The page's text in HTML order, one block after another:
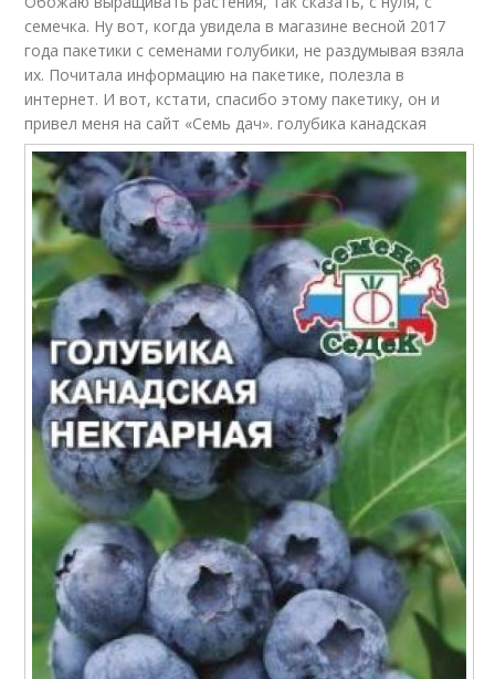
семечка. Ну вот, когда увидела в магазине весной 2017
года пакетики с семенами голубики, не раздумывая взяла
их. Почитала информацию на пакетике, полезла в
интернет. И вот, кстати, спасибо этому пакетику, он и
привел меня на сайт «Семь дач». голубика канадская